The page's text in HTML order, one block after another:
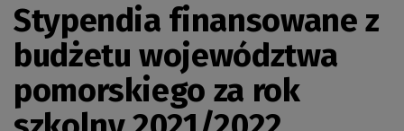
Stypendia finansowane z
budżetu województwa
pomorskiego za rok